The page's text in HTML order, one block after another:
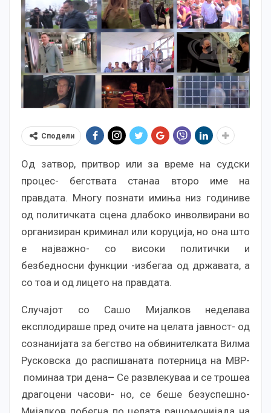
Сподели
Од затвор, притвор или за време на судски
процес- бегствата станаа второ име на
правдата. Многу познати имиња низ годиниве
од политичката сцена длабоко инволвирани во
организиран криминал или коруција, но она што
е најважно- со високи политички и
безбедносни функции -избегаа од државата, а
со тоа и од лицето на правдата.
Случајот со Сашо Мијалков неделава
експлодираше пред очите на целата јавност- од
сознанијата за бегство на обвинителката Вилма
Русковска до распишаната потерница на МВР-
поминаа три дена– Се развлекуваа и се трошеа
драгоцени часови- но, се беше безуспешно-